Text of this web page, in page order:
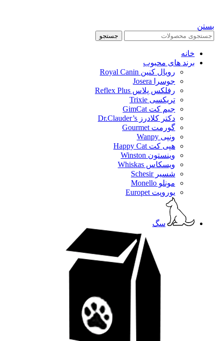
بستن
جستجو
خانه
برند های محبوب
رویال کنین Royal Canin
جوسرا Josera
رفلکس پلاس Reflex Plus
تریکسی Trixie
جیم کت GimCat
دکتر کلادرز Dr.Clauder’s
گورمت Gourmet
ونپی Wanpy
هپی کت Happy Cat
وینستون Winston
ویسکاس Whiskas
شسیر Schesir
مونلو Monello
یوروپت Europet
سگ